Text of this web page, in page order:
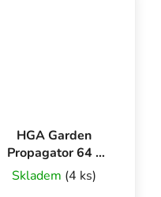
HGA Garden
Propagator 64 -
60x40x25 cm,
plastový skleník
Skladem (4 ks)